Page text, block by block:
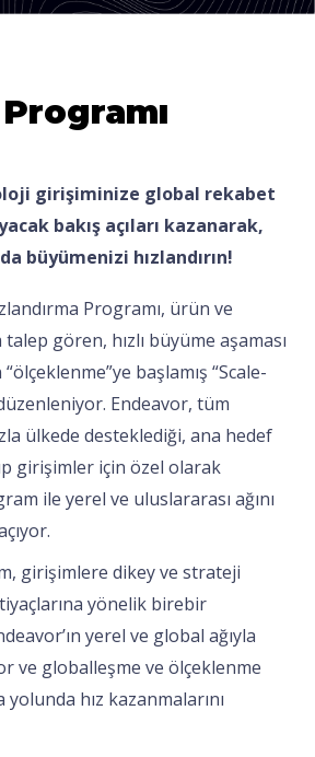
girişiminize global rekabet
bakış açıları kazanarak,
büyümenizi hızlandırın!
Programı, ürün ve
gören, hızlı büyüme aşaması
başlamış “Scale-
Endeavor, tüm
ülkede desteklediği, ana hedef
girişimler için özel olarak
ile yerel ve uluslararası ağını
girişimlere dikey ve strateji
yönelik birebir
yerel ve global ağıyla
ve globalleşme ve ölçeklenme
hız kazanmalarını